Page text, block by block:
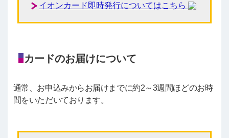
イオンカード即時発行についてはこちら
カードのお届けについて
通常、お申込みからお届けまでに約2～3週間ほどのお時
間をいただいております。